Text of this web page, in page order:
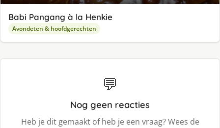
Babi Pangang à la Henkie
Avondeten & hoofdgerechten
💬
Nog geen reacties
Heb je dit gemaakt of heb je een vraag? Wees de